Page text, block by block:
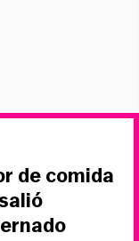
de comida